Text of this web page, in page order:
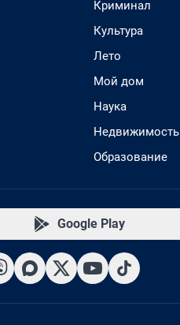
Криминал
Культура
Лето
Мой дом
Наука
Недвижимость
Образование
Google Play